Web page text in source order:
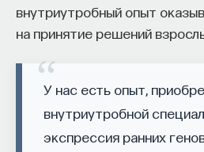
внутриутробный опыт
на принятие решений
У нас есть опыт,
внутриутробной
экспрессия ранних